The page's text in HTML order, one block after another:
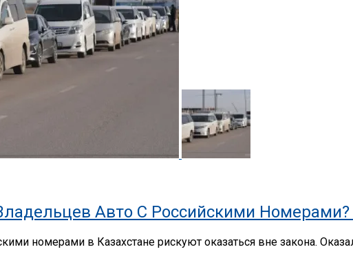
Авто С Российскими
номерами в Казахстане рискуют оказаться вне закона.